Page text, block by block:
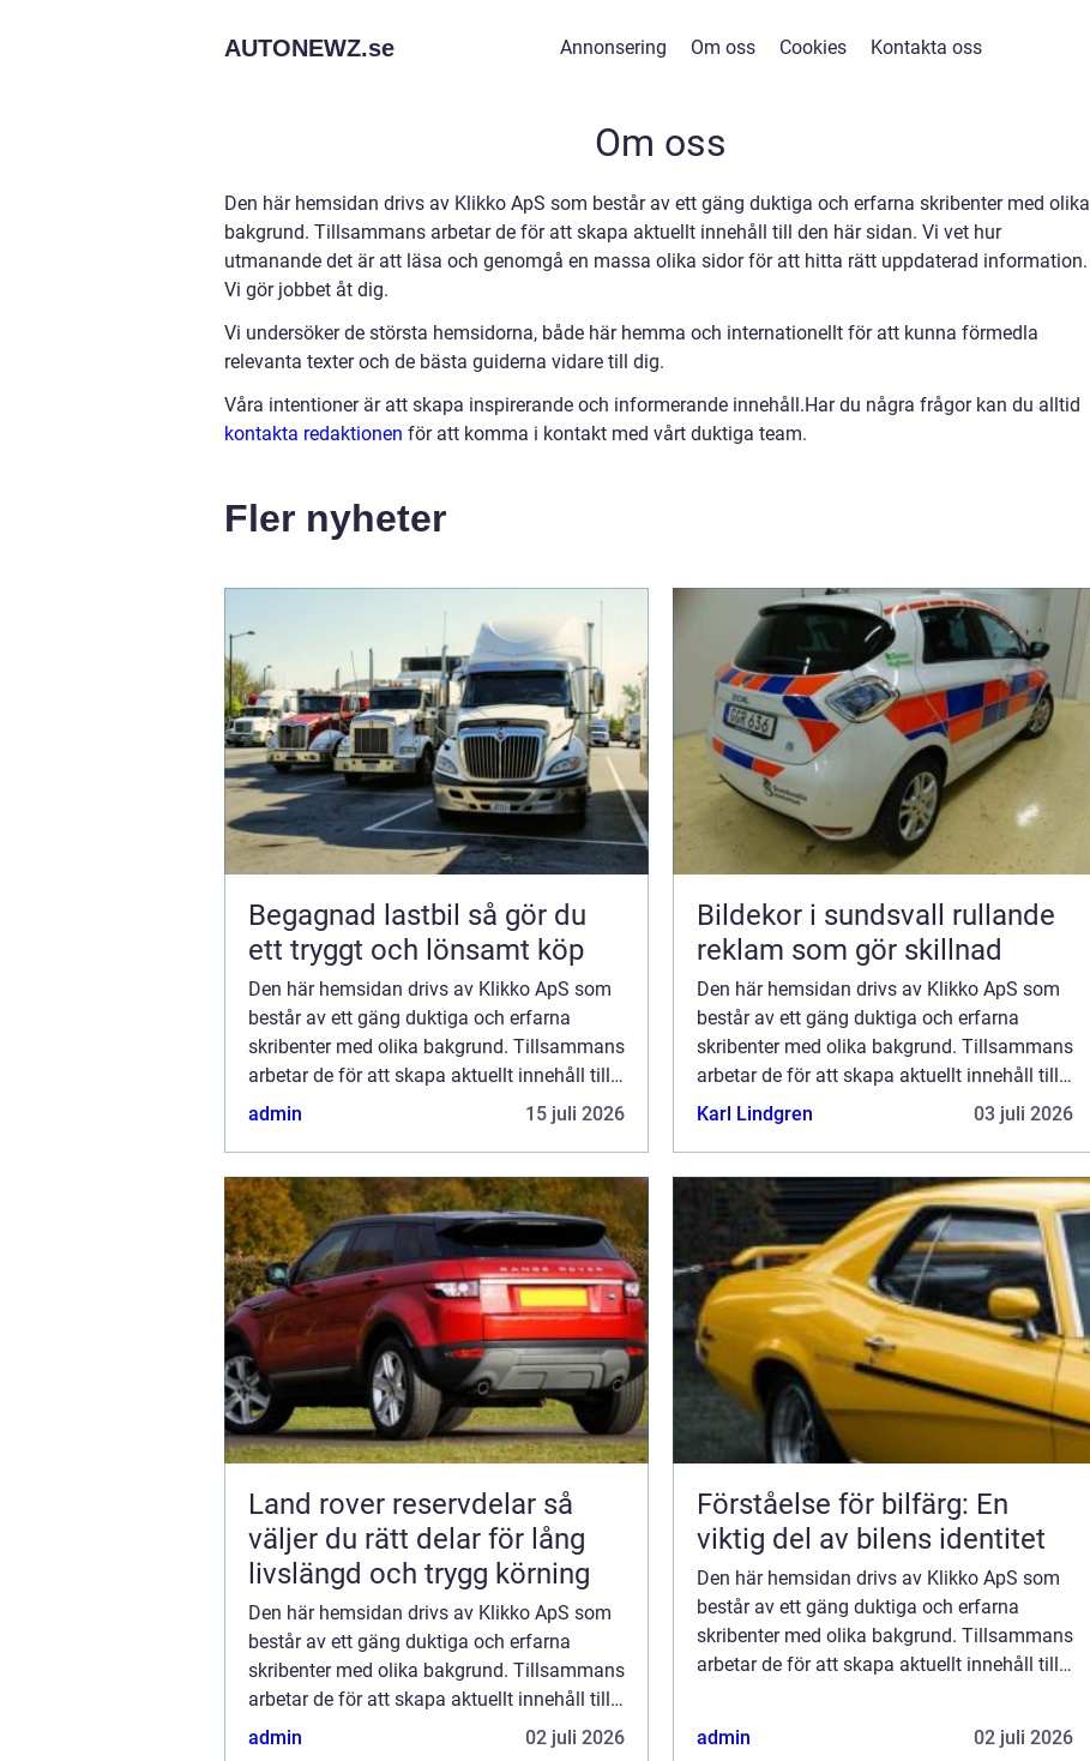
AUTONEWZ.se Annonsering Om oss Cookies Kontakta oss
Om oss
Den här hemsidan drivs av Klikko ApS som består av ett gäng duktiga och erfarna skribenter med olika
bakgrund. Tillsammans arbetar de för att skapa aktuellt innehåll till den här sidan. Vi vet hur
utmanande det är att läsa och genomgå en massa olika sidor för att hitta rätt uppdaterad information.
Vi gör jobbet åt dig.
Vi undersöker de största hemsidorna, både här hemma och internationellt för att kunna förmedla
relevanta texter och de bästa guiderna vidare till dig.
Våra intentioner är att skapa inspirerande och informerande innehåll.Har du några frågor kan du alltid
kontakta redaktionen för att komma i kontakt med vårt duktiga team.
Fler nyheter
Begagnad lastbil så gör du
ett tryggt och lönsamt köp
Den här hemsidan drivs av Klikko ApS som
består av ett gäng duktiga och erfarna
skribenter med olika bakgrund. Tillsammans
arbetar de för att skapa aktuellt innehåll till
den här sidan. Vi vet hur utmanande det är
admin 15 juli 2026
Bildekor i sundsvall rullande
reklam som gör skillnad
Den här hemsidan drivs av Klikko ApS som
består av ett gäng duktiga och erfarna
skribenter med olika bakgrund. Tillsammans
arbetar de för att skapa aktuellt innehåll till
den här sidan. Vi vet hur utmanande det är
Karl Lindgren 03 juli 2026
Land rover reservdelar så
väljer du rätt delar för lång
livslängd och trygg körning
Den här hemsidan drivs av Klikko ApS som
består av ett gäng duktiga och erfarna
skribenter med olika bakgrund. Tillsammans
arbetar de för att skapa aktuellt innehåll till
den här sidan. Vi vet hur utmanande det är
admin 02 juli 2026
Förståelse för bilfärg: En
viktig del av bilens identitet
Den här hemsidan drivs av Klikko ApS som
består av ett gäng duktiga och erfarna
skribenter med olika bakgrund. Tillsammans
arbetar de för att skapa aktuellt innehåll till
admin 02 juli 2026